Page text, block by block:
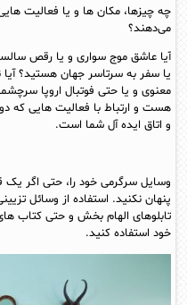
چه چیزها، مکان ها و یا فعالیت
می‌دهند؟
آیا عاشق موج سواری و یا رقص
یا سفر به سرتاسر جهان هستید؟
معنوی و یا حتی فوتبال اروپا
هست و ارتباط با فعالیت هایی که
و اتاق ایده آل شما است.
وسایل سرگرمی خود را، حتی اگر یک
پنهان نکنید. استفاده از وسائل
تابلوهای الهام بخش و حتی کتاب
خود استفاده کنید.